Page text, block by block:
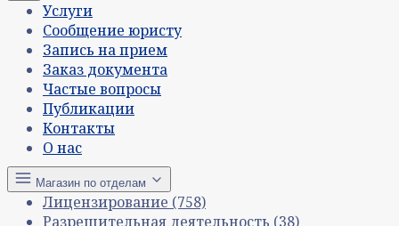
Услуги
Сообщение юристу
Запись на прием
Заказ документа
Частые вопросы
Публикации
Контакты
О нас
Магазин по отделам
Лицензирование (758)
Разрешительная деятельность (38)